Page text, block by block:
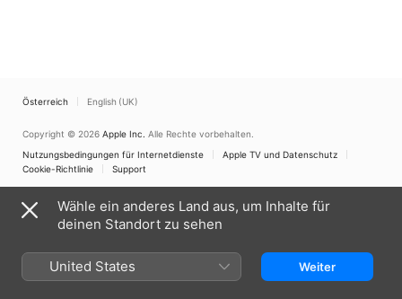
Österreich English (UK)
Copyright © 2026 Apple Inc. Alle Rechte vorbehalten.
Nutzungsbedingungen für Internetdienste
Apple TV und Datenschutz
Cookie-Richtlinie
Support
Wähle ein anderes Land aus, um Inhalte für
deinen Standort zu sehen
United States Weiter